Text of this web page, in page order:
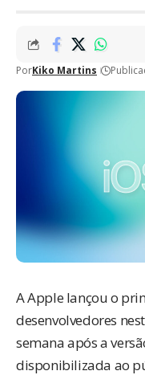
PorKiko Martins
A Apple lançou o
desenvolvedores
semana após a
disponibilizada ao